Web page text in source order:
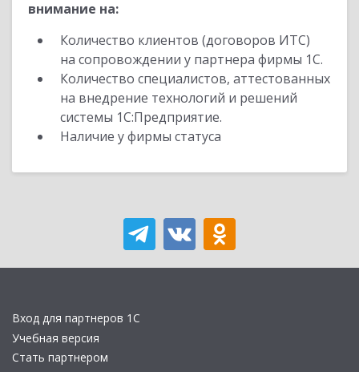
внимание на:
Количество клиентов (договоров ИТС)
на сопровождении у партнера фирмы 1С.
Количество специалистов, аттестованных
на внедрение технологий и решений
системы 1С:Предприятие.
Наличие у фирмы статуса
Вход для партнеров 1С
Учебная версия
Стать партнером